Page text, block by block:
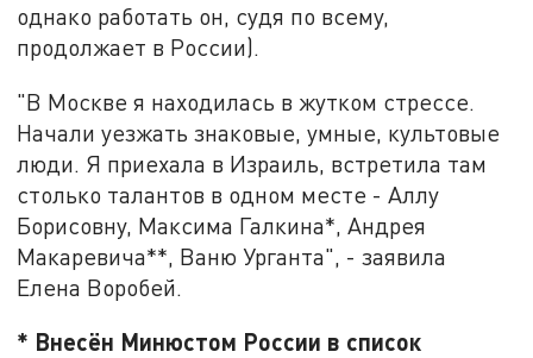
однако работать он, судя по всему,
продолжает в России).
"В Москве я находилась в жутком стрессе.
Начали уезжать знаковые, умные, культовые
люди. Я приехала в Израиль, встретила там
столько талантов в одном месте - Аллу
Борисовну, Максима Галкина*, Андрея
Макаревича**, Ваню Урганта", - заявила
Елена Воробей.
* Внесён Минюстом России в список